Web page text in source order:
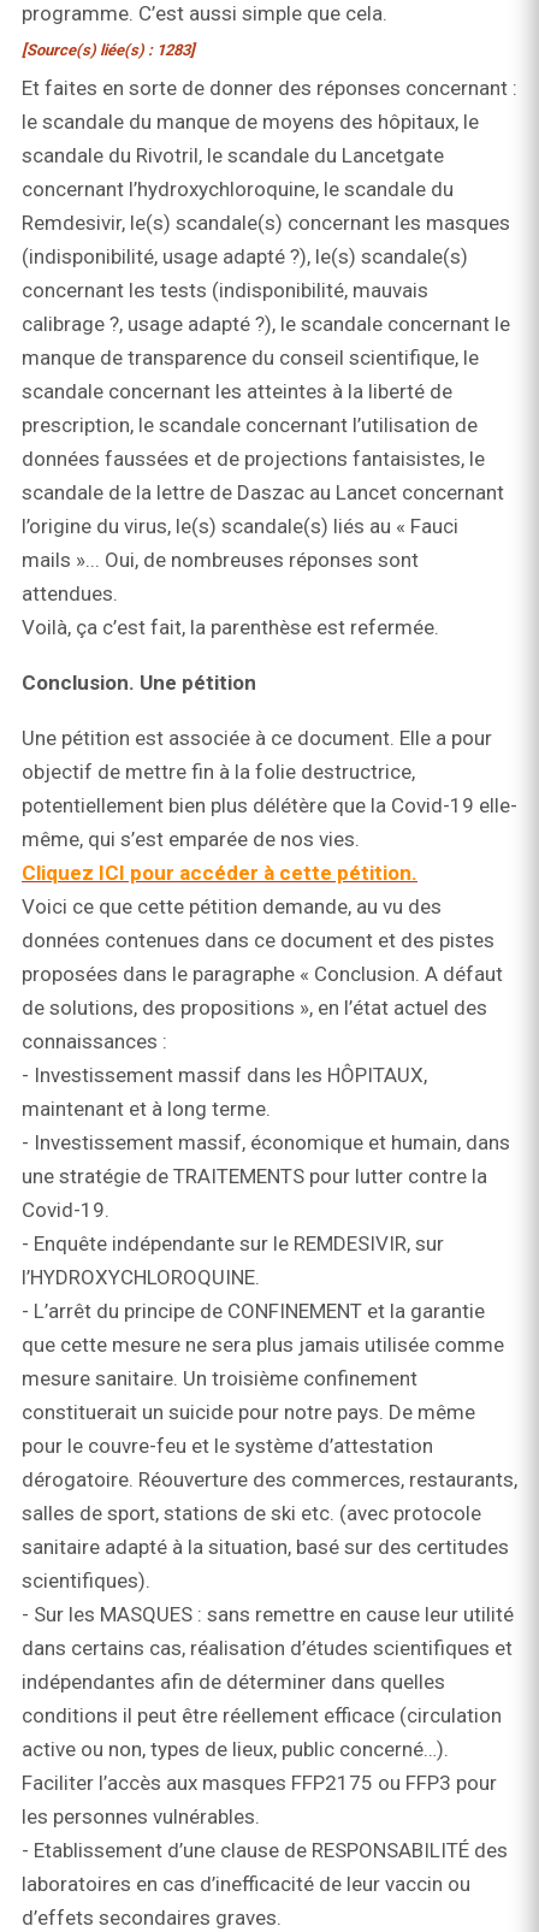
programme. C’est aussi simple que cela.
[Source(s) liée(s) : 1283]
Et faites en sorte de donner des réponses concernant :
le scandale du manque de moyens des hôpitaux, le
scandale du Rivotril, le scandale du Lancetgate
concernant l’hydroxychloroquine, le scandale du
Remdesivir, le(s) scandale(s) concernant les masques
(indisponibilité, usage adapté ?), le(s) scandale(s)
concernant les tests (indisponibilité, mauvais
calibrage ?, usage adapté ?), le scandale concernant le
manque de transparence du conseil scientifique, le
scandale concernant les atteintes à la liberté de
prescription, le scandale concernant l’utilisation de
données faussées et de projections fantaisistes, le
scandale de la lettre de Daszac au Lancet concernant
l’origine du virus, le(s) scandale(s) liés au « Fauci
mails »... Oui, de nombreuses réponses sont
attendues.
Voilà, ça c’est fait, la parenthèse est refermée.
Conclusion. Une pétition
Une pétition est associée à ce document. Elle a pour
objectif de mettre fin à la folie destructrice,
potentiellement bien plus délétère que la Covid-19 elle-
même, qui s’est emparée de nos vies.
Cliquez ICI pour accéder à cette pétition.
Voici ce que cette pétition demande, au vu des
données contenues dans ce document et des pistes
proposées dans le paragraphe « Conclusion. A défaut
de solutions, des propositions », en l’état actuel des
connaissances :
- Investissement massif dans les HÔPITAUX,
maintenant et à long terme.
- Investissement massif, économique et humain, dans
une stratégie de TRAITEMENTS pour lutter contre la
Covid-19.
- Enquête indépendante sur le REMDESIVIR, sur
l’HYDROXYCHLOROQUINE.
- L’arrêt du principe de CONFINEMENT et la garantie
que cette mesure ne sera plus jamais utilisée comme
mesure sanitaire. Un troisième confinement
constituerait un suicide pour notre pays. De même
pour le couvre-feu et le système d’attestation
dérogatoire. Réouverture des commerces, restaurants,
salles de sport, stations de ski etc. (avec protocole
sanitaire adapté à la situation, basé sur des certitudes
scientifiques).
- Sur les MASQUES : sans remettre en cause leur utilité
dans certains cas, réalisation d’études scientifiques et
indépendantes afin de déterminer dans quelles
conditions il peut être réellement efficace (circulation
active ou non, types de lieux, public concerné…).
Faciliter l’accès aux masques FFP2175 ou FFP3 pour
les personnes vulnérables.
- Etablissement d’une clause de RESPONSABILITÉ des
laboratoires en cas d’inefficacité de leur vaccin ou
d’effets secondaires graves.